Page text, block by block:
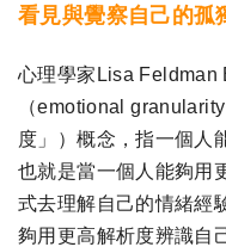
看見與覺察自己的孤
心理學家Lisa Feldman
（emotional
度」）概念，指一個人
也就是當一個人能夠用
式去理解自己的情緒經
夠用更高解析度辨識自